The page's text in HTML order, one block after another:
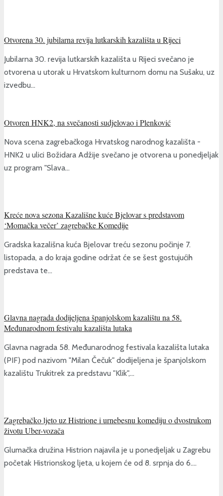
Otvorena 30. jubilarna revija lutkarskih kazališta u Rijeci
Jubilarna 30. revija lutkarskih kazališta u Rijeci svečano je
otvorena u utorak u Hrvatskom kulturnom domu na Sušaku, uz
izvedbu...
Otvoren HNK2, na svečanosti sudjelovao i Plenković
Nova scena zagrebačkoga Hrvatskog narodnog kazališta -
HNK2 u ulici Božidara Adžije svečano je otvorena u ponedjeljak
uz program "Slava...
Kreće nova sezona Kazališne kuće Bjelovar s predstavom
‘Momačka večer’ zagrebačke Komedije
Gradska kazališna kuća Bjelovar treću sezonu počinje 7.
listopada, a do kraja godine održat će se šest gostujućih
predstava te...
Glavna nagrada dodijeljena španjolskom kazalištu na 58.
Međunarodnom festivalu kazališta lutaka
Glavna nagrada 58. Međunarodnog festivala kazališta lutaka
(PIF) pod nazivom "Milan Čečuk" dodijeljena je španjolskom
kazalištu Trukitrek za predstavu "Klik",...
Zagrebačko ljeto uz Histrione i urnebesnu komediju o dvostrukom
životu Uber-vozača
Glumačka družina Histrion najavila je u ponedjeljak u Zagrebu
početak Histrionskog ljeta, u kojem će od 8. srpnja do 6....